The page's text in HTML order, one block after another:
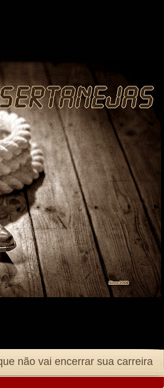
não vai encerrar sua carreira